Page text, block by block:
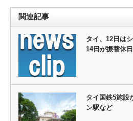
関連記事
タイ、12日は
14日が振替休日
タイ国鉄5施
ン駅など